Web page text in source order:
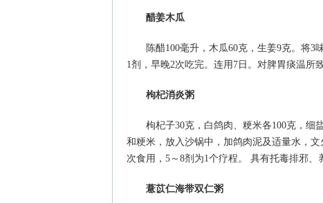
醋姜木瓜
陈醋100毫升，木瓜60克，生姜9克。将
1剂，早晚2次吃完。连用7日。对脾胃痰温所
枸杞消炎粥
枸杞子30克，白鸽肉、粳米各100克，细
和粳米，放入沙锅中，加鸽肉泥及适量水，
次食用，5～8剂为1个疗程。 具有托毒排邪
薏苡仁海带双仁粥